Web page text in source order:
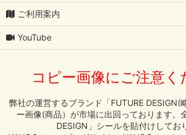
LEXUS
NISSAN
MAZDA
ご利用案内
YouTube
コピー画像にご注意く
弊社の運営するブランド「FUTURE DESIGN(
ー画像(商品）が市場に出回っております。
DESIGN」シールを貼付けしてお